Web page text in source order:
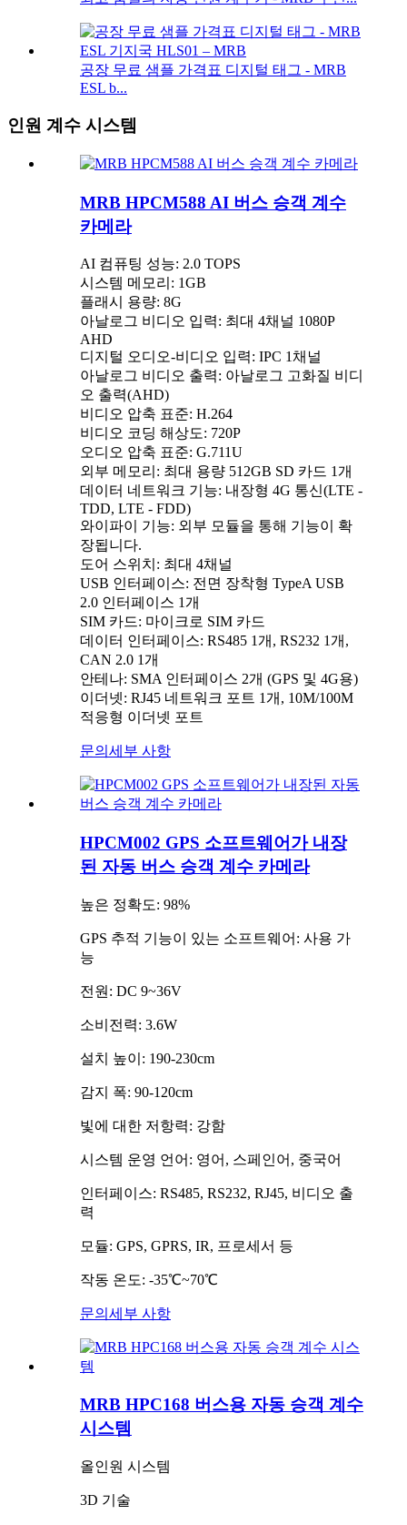
공장 무료 샘플 가격표 디지털 태그 - MRB
ESL b...
인원 계수 시스템
MRB HPCM588 AI 버스 승객 계수
카메라
AI 컴퓨팅 성능: 2.0 TOPS
시스템 메모리: 1GB
플래시 용량: 8G
아날로그 비디오 입력: 최대 4채널 1080P
AHD
디지털 오디오-비디오 입력: IPC 1채널
아날로그 비디오 출력: 아날로그 고화질 비디
오 출력(AHD)
비디오 압축 표준: H.264
비디오 코딩 해상도: 720P
오디오 압축 표준: G.711U
외부 메모리: 최대 용량 512GB SD 카드 1개
데이터 네트워크 기능: 내장형 4G 통신(LTE -
TDD, LTE - FDD)
와이파이 기능: 외부 모듈을 통해 기능이 확
장됩니다.
도어 스위치: 최대 4채널
USB 인터페이스: 전면 장착형 TypeA USB
2.0 인터페이스 1개
SIM 카드: 마이크로 SIM 카드
데이터 인터페이스: RS485 1개, RS232 1개,
CAN 2.0 1개
안테나: SMA 인터페이스 2개 (GPS 및 4G용)
이더넷: RJ45 네트워크 포트 1개, 10M/100M
적응형 이더넷 포트
문의 세부 사항
HPCM002 GPS 소프트웨어가 내장
된 자동 버스 승객 계수 카메라
높은 정확도: 98%
GPS 추적 기능이 있는 소프트웨어: 사용 가
능
전원: DC 9~36V
소비전력: 3.6W
설치 높이: 190-230cm
감지 폭: 90-120cm
빛에 대한 저항력: 강함
시스템 운영 언어: 영어, 스페인어, 중국어
인터페이스: RS485, RS232, RJ45, 비디오 출
력
모듈: GPS, GPRS, IR, 프로세서 등
작동 온도: -35℃~70℃
문의 세부 사항
MRB HPC168 버스용 자동 승객 계수
시스템
올인원 시스템
3D 기술